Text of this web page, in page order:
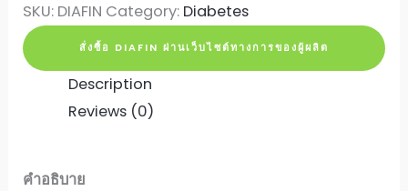
SKU: DIAFIN Category: Diabetes
สั่งซื้อ DIAFIN ผ่านเว็บไซต์ทางการของผู้ผลิต
Description
Reviews (0)
คำอธิบาย